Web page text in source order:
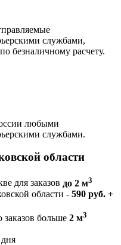
службами,
безналичному расчету.
любыми
службами.
области
для заказов до 2 м3
области - 590 руб. +
больше 2 м3